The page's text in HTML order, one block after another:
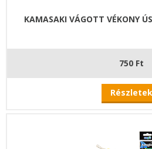
KAMASAKI VÁGOTT VÉKONY
750 Ft
Részletek